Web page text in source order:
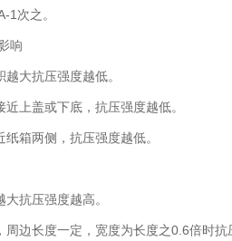
1次之。
响
大抗压强度越低。
近上盖或下底，抗压强度越低。
纸箱两侧，抗压强度越低。
抗压强度越高。
周边长度一定，宽度为长度之0.6倍时抗